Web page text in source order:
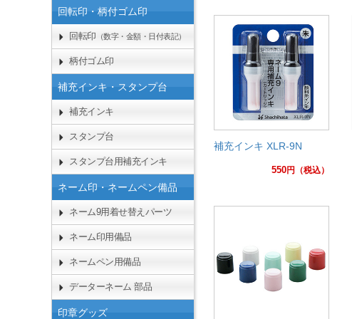
補充インキ XLR-9N
550円 （税込）
回転印・柄付ゴム印
回転印 （数字・金額・日付表記）
柄付ゴム印
補充インキ・スタンプ台
補充インキ
スタンプ台
スタンプ台用補充インキ
ネーム印・ネームペン備品
ネーム9用着せ替えパーツ
ネーム印用備品
ネームペン用備品
データーネーム 部品
印章グッズ